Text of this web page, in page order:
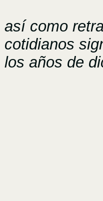
así como
cotidianos
los años de